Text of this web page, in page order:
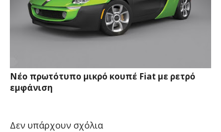
Νέο πρωτότυπο μικρό κουπέ Fiat με ρετρό
εμφάνιση
Δεν υπάρχουν σχόλια